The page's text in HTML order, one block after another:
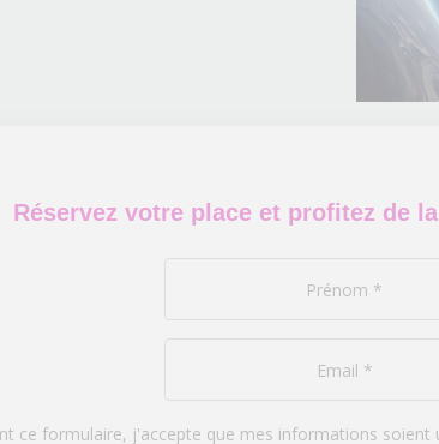
Réservez votre place et profitez de
ce formulaire, j'accepte que mes informations